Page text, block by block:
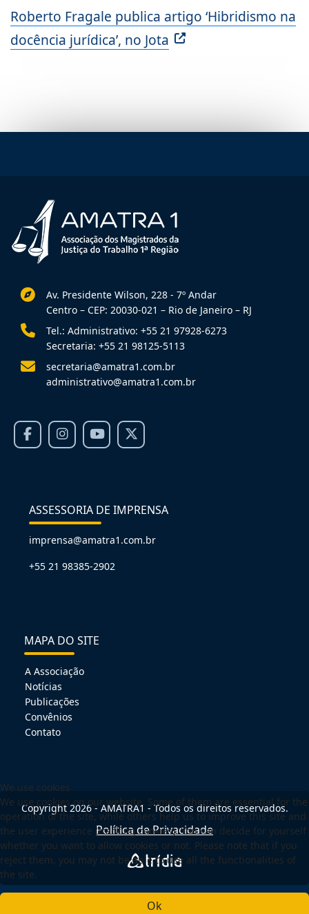
Roberto Fragale publica artigo ‘Hibridismo na
docência jurídica’, no Jota
Av. Presidente Wilson, 228 - 7º Andar
Centro – CEP: 20030-021 – Rio de Janeiro – RJ
Tel.: Administrativo: +55 21 97928-6273
Secretaria: +55 21 98125-5113
secretaria@amatra1.com.br
administrativo@amatra1.com.br
ASSESSORIA DE IMPRENSA
imprensa@amatra1.com.br
+55 21 98385-2902
MAPA DO SITE
A Associação
Notícias
Publicações
Convênios
Contato
Copyright 2026 - AMATRA1 - Todos os direitos reservados.
Política de Privacidade
We use cookies
We use cookies on our website. Some of them are essential for the
operation of the site, while others help us to improve this site and
the user experience (tracking cookies). You can decide for yourself
whether you want to allow cookies or not. Please note that if you
reject them, you may not be able to use all the functionalities of
the site.
Ok